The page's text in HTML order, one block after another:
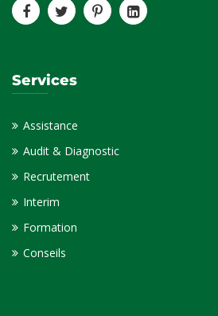
Services
Assistance
Audit & Diagnostic
Recrutement
Interim
Formation
Conseils